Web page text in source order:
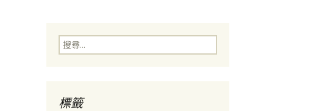
字:
搜
尋
標籤